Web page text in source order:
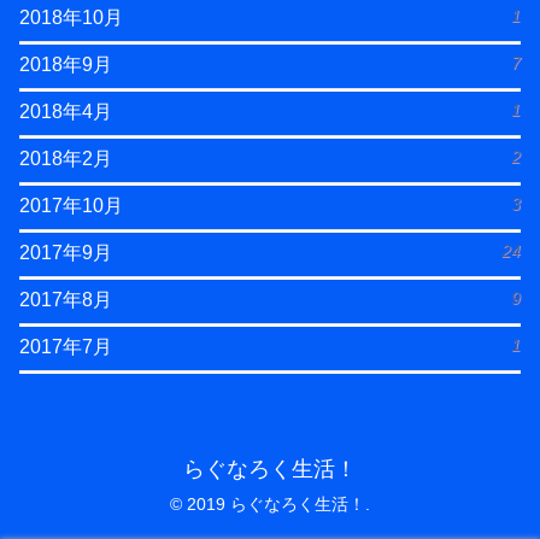
2018年10月 1
2018年9月 7
2018年4月 1
2018年2月 2
2017年10月 3
2017年9月 24
2017年8月 9
2017年7月 1
らぐなろく生活！
© 2019 らぐなろく生活！.